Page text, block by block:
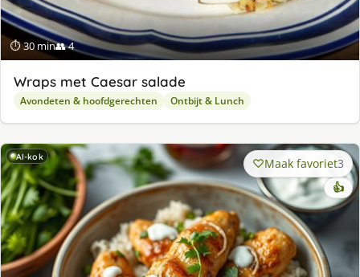
⏱ 30 min👥 4
Wraps met Caesar salade
Avondeten & hoofdgerechten Ontbijt & Lunch
AI-kok Maak favoriet3
👍